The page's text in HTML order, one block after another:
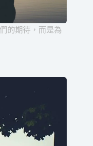
的期待，而是為